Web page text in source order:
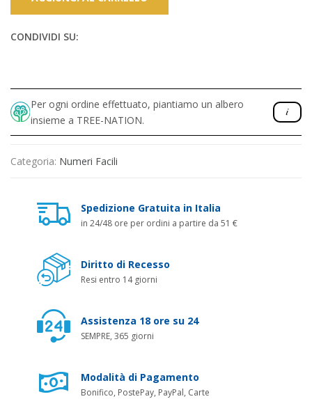
CONDIVIDI SU:
Per ogni ordine effettuato, piantiamo un albero
insieme a TREE-NATION.
Categoria: Numeri Facili
Spedizione Gratuita in Italia
in 24/48 ore per ordini a partire da 51 €
Diritto di Recesso
Resi entro 14 giorni
Assistenza 18 ore su 24
SEMPRE, 365 giorni
Modalità di Pagamento
Bonifico, PostePay, PayPal, Carte